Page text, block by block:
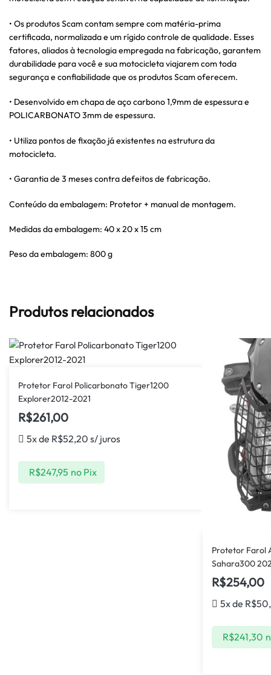
• Os produtos Scam contam sempre com matéria-prima
certificada, normalizada e um rígido controle de qualidade. Esses
fatores, aliados à tecnologia empregada na fabricação, garantem
durabilidade para você e sua motocicleta viajarem com toda
segurança e confiabilidade que os produtos Scam oferecem.
• Desenvolvido em chapa de aço carbono 1,9mm de espessura e
POLICARBONATO 3mm de espessura.
• Utiliza pontos de fixação já existentes na estrutura da
motocicleta.
• Garantia de 3 meses contra defeitos de fabricação.
Conteúdo da embalagem: Protetor + manual de montagem.
Medidas da embalagem: 40 x 20 x 15 cm
Peso da embalagem: 800 g
Produtos relacionados
Protetor Farol Policarbonato Tiger1200
Explorer2012-2021
R$261,00
5x de R$52,20 s/ juros
R$247,95 no Pix
Protetor Farol
Sahara300
R$254,00
5x de R$
R$241,30